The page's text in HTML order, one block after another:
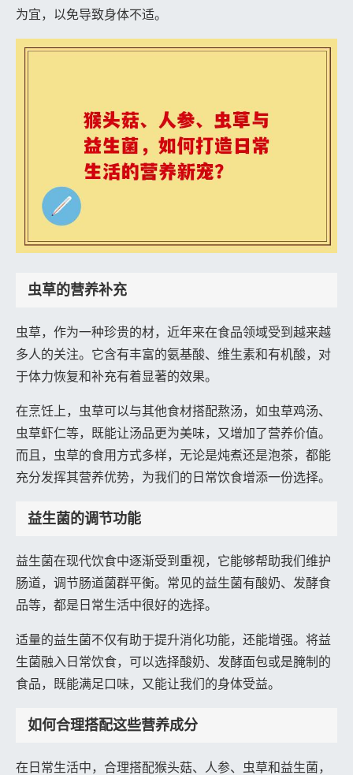
为宜，以免导致身体不适。
虫草的营养补充
虫草，作为一种珍贵的材，近年来在食品领域受到越来越
多人的关注。它含有丰富的氨基酸、维生素和有机酸，对
于体力恢复和补充有着显著的效果。
在烹饪上，虫草可以与其他食材搭配熬汤，如虫草鸡汤、
虫草虾仁等，既能让汤品更为美味，又增加了营养价值。
而且，虫草的食用方式多样，无论是炖煮还是泡茶，都能
充分发挥其营养优势，为我们的日常饮食增添一份选择。
益生菌的调节功能
益生菌在现代饮食中逐渐受到重视，它能够帮助我们维护
肠道，调节肠道菌群平衡。常见的益生菌有酸奶、发酵食
品等，都是日常生活中很好的选择。
适量的益生菌不仅有助于提升消化功能，还能增强。将益
生菌融入日常饮食，可以选择酸奶、发酵面包或是腌制的
食品，既能满足口味，又能让我们的身体受益。
如何合理搭配这些营养成分
在日常生活中，合理搭配猴头菇、人参、虫草和益生菌，